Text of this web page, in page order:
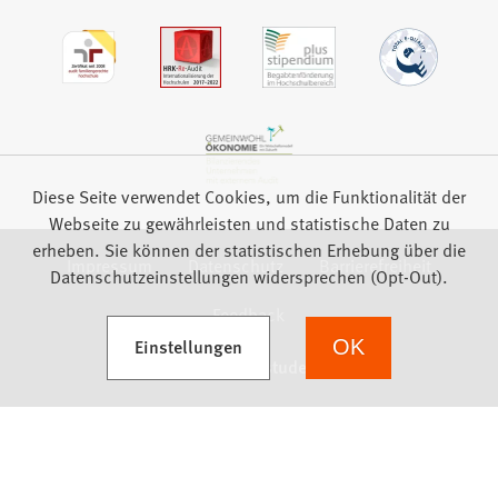
Impressum Datenschutz
Barrierefreiheit
Feedback
Diese Seite verwendet Cookies, um die Funktionalität der
Webseite zu gewährleisten und statistische Daten zu
erheben. Sie können der statistischen Erhebung über die
Datenschutzeinstellungen widersprechen (Opt-Out).
Einstellungen
(Öffnet in einem neuen Tab) OK